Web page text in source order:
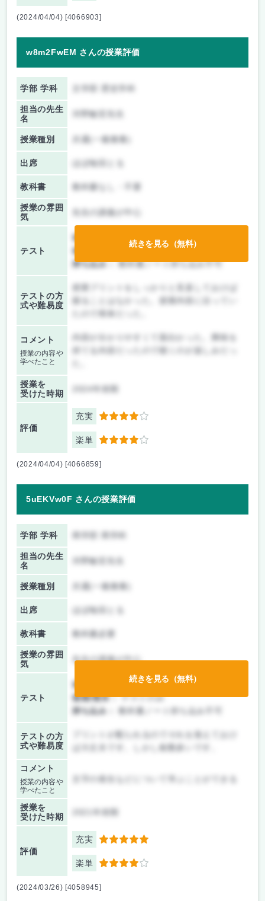
(2024/04/04) [4066903]
w8m2FwEM さんの授業評価
学部 学科
担当の先生
名
河野敏宏先生
授業種別 共通(一般教養)
出席 ほぼ毎回とる
教科書 教科書なし・不要
授業の雰囲
気
先生の講義が中心
テスト
前期/中間：
テストのみ
後期/期末：
テストのみ
持ち込み：教科書ノート持ち込み不可
テストの方
式や難易度
コメント
授業の内容や
学べたこと
授業を
受けた時期
評価
充実 4
楽単 4
続きを見る（無料）
(2024/04/04) [4066859]
5uEKVw0F さんの授業評価
学部 学科
担当の先生
名
河野敏宏先生
授業種別 共通(一般教養)
出席 ほぼ毎回とる
教科書 教科書必要
授業の雰囲
気
先生の講義が中心
テスト
前期/中間：
テストのみ
後期/期末：テストのみ
持ち込み：
教科書ノート持ち込み不可
テストの方
式や難易度
コメント
授業の内容や
学べたこと
授業を
受けた時期
評価
充実 5
楽単 4
続きを見る（無料）
(2024/03/26) [4058945]